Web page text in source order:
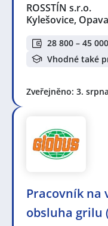
ROSSTÍN s.r.o.
Kylešovice, Opava
28 800 – 45
Vhodné také
Zveřejněno: 3. srpna
Pracovník na
obsluha grilu